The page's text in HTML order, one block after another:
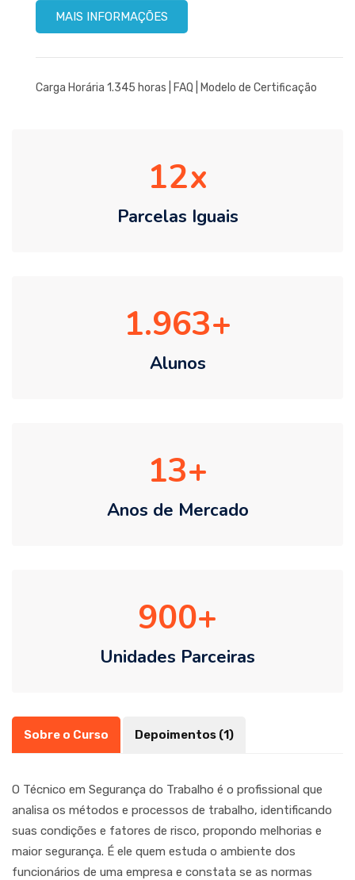
MAIS INFORMAÇÕES
Carga Horária 1.345 horas | FAQ Modelo de Certificação
12
Parcelas Iguais
1.963
Alunos
13
Anos de Mercado
900
Unidades Parceiras
Sobre o Curso Depoimentos (1)
O Técnico em Segurança do Trabalho é o profissional que
analisa os métodos e processos de trabalho, identificando
suas condições e fatores de risco, propondo melhorias e
maior segurança. É ele quem estuda o ambiente dos
funcionários de uma empresa e constata se as normas